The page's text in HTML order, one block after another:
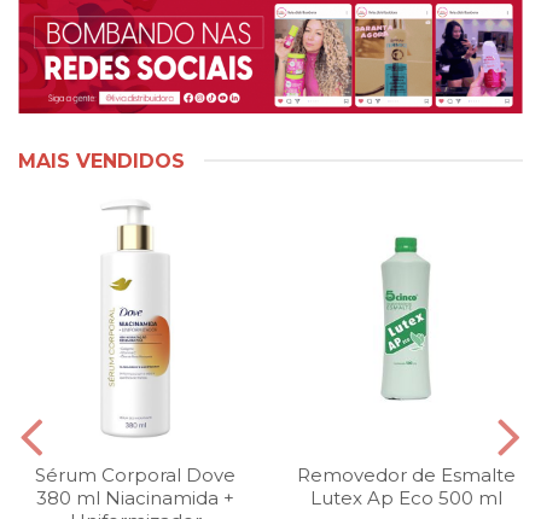
MAIS VENDIDOS
Sérum Corporal Dove
380 ml Niacinamida +
Removedor de Esmalte
Lutex Ap Eco 500 ml